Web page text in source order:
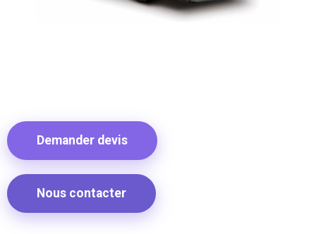
Demander devis
Nous contacter